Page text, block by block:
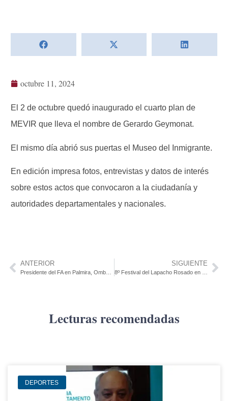
octubre 11, 2024
El 2 de octubre quedó inaugurado el cuarto plan de
MEVIR que lleva el nombre de Gerardo Geymonat.
El mismo día abrió sus puertas el Museo del Inmigrante.
En edición impresa fotos, entrevistas y datos de interés
sobre estos actos que convocaron a la ciudadanía y
autoridades departamentales y nacionales.
ANTERIOR SIGUIENTE
Lecturas recomendadas
DEPORTES